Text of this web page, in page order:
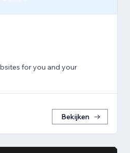
for you and your
Bekijken